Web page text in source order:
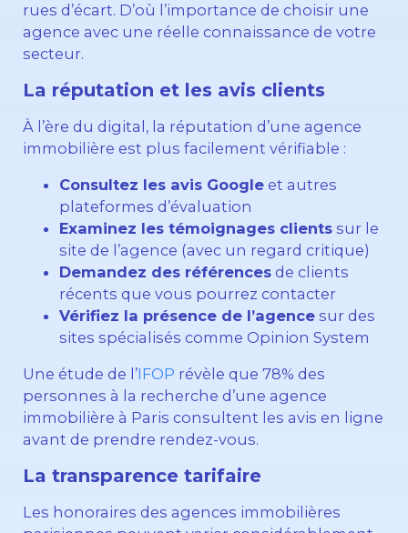
rues d’écart. D’où l’importance de choisir une
agence avec une réelle connaissance de votre
secteur.
La réputation et les avis clients
À l’ère du digital, la réputation d’une agence
immobilière est plus facilement vérifiable :
Consultez les avis Googleet autres
plateformes d’évaluation
Examinez les témoignages clientssur le
site de l’agence (avec un regard critique)
Demandez des référencesde clients
récents que vous pourrez contacter
Vérifiez la présence de l’agencesur des
sites spécialisés comme Opinion System
Une étude de l’IFOP révèle que 78% des
personnes à la recherche d’une agence
immobilière à Paris consultent les avis en ligne
avant de prendre rendez-vous.
La transparence tarifaire
Les honoraires des agences immobilières